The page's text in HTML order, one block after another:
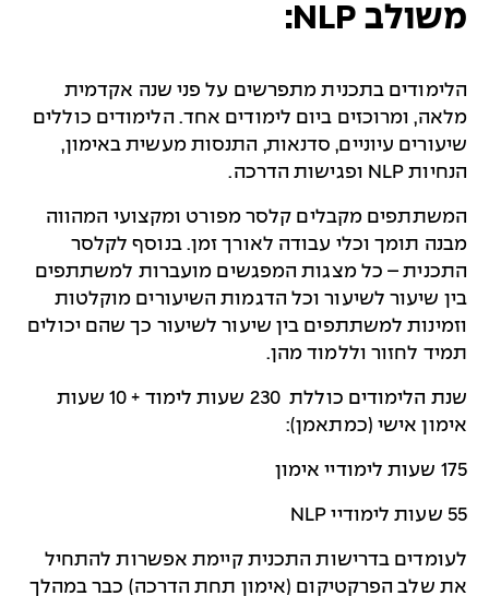
משולב NLP:
הלימודים בתכנית מתפרשים על פני שנה אקדמית
מלאה, ומרוכזים ביום לימודים אחד. הלימודים כוללים
שיעורים עיוניים, סדנאות, התנסות מעשית באימון,
הנחיות NLP ופגישות הדרכה.
המשתתפים מקבלים קלסר מפורט ומקצועי המהווה
מבנה תומך וכלי עבודה לאורך זמן. בנוסף לקלסר
התכנית – כל מצגות המפגשים מועברות למשתתפים
בין שיעור לשיעור וכל הדגמות השיעורים מוקלטות
וזמינות למשתתפים בין שיעור לשיעור כך שהם יכולים
תמיד לחזור וללמוד מהן.
שנת הלימודים כוללת 230 שעות לימוד + 10 שעות
אימון אישי (כמתאמן):
175 שעות לימודיי אימון
55 שעות לימודיי NLP
לעומדים בדרישות התכנית קיימת אפשרות להתחיל
את שלב הפרקטיקום (אימון תחת הדרכה) כבר במהלך